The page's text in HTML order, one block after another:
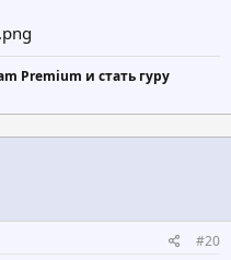
Premium и стать гуру
#20